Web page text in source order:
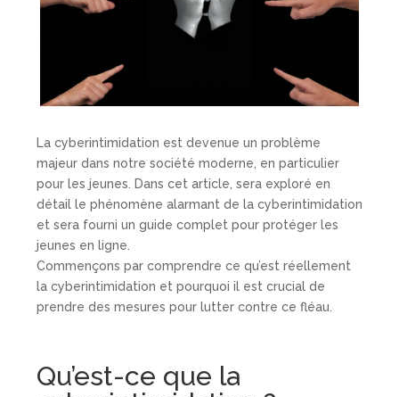
La cyberintimidation est devenue un problème
majeur dans notre société moderne, en particulier
pour les jeunes. Dans cet article, sera exploré en
détail le phénomène alarmant de la cyberintimidation
et sera fourni un guide complet pour protéger les
jeunes en ligne.
Commençons par comprendre ce qu’est réellement
la cyberintimidation et pourquoi il est crucial de
prendre des mesures pour lutter contre ce fléau.
Qu’est-ce que la